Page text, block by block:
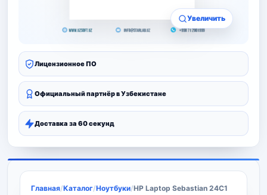
Увеличить
Лицензионное ПО
Официальный партнёр в Узбекистане
Доставка за 60 секунд
Главная/Каталог/Ноутбуки/HP Laptop Sebastian 24C1